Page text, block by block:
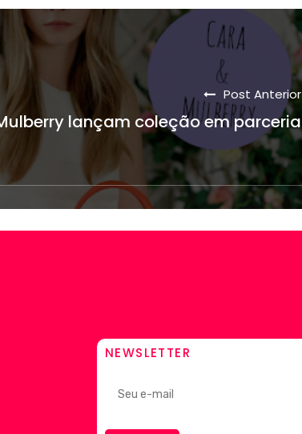
Post Anterior
lançam coleção em parceria
NEWSLETTER